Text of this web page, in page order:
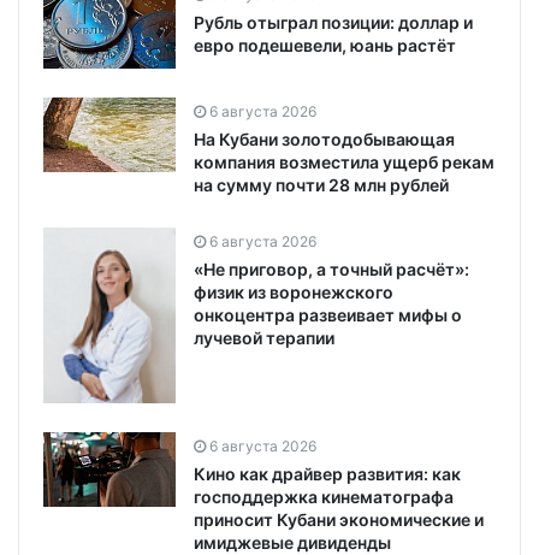
Рубль отыграл позиции: доллар и
евро подешевели, юань растёт
6 августа 2026
На Кубани золотодобывающая
компания возместила ущерб рекам
на сумму почти 28 млн рублей
6 августа 2026
«Не приговор, а точный расчёт»:
физик из воронежского
онкоцентра развеивает мифы о
лучевой терапии
6 августа 2026
Кино как драйвер развития: как
господдержка кинематографа
приносит Кубани экономические и
имиджевые дивиденды